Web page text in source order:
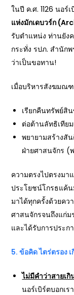
ในปี ค.ศ. 1126 นอร์
แห่งมักเดบวร์ก
รับตำแหน่ง ท่านยัง
กระทั่ง รปภ. สำนัก
ว่าเป็นขอทาน!
เมื่อบริหารสังฆมณ
เรียกคืนทรัพย์สิ
ต่อต้านลัทธิเทีย
พยายามสร้างสั
ฝ่ายศาสนจักร (
ความตรงไปตรงมา
ประโยชน์โกรธแค้น
มาได้ทุกครั้งด้วยคว
ศาสนจักรจนถึงแก่ม
และได้รับการประก
5.ข้อคิด ไตร่ตรอง
ไม่มีคำว่าสายเ
นอร์เบิร์ตบอกเร